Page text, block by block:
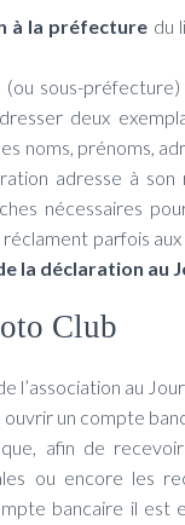
à la préfecture du
sous-préfecture)
deux
noms, prénoms,
adresse à son
nécessaires
parfois
la déclaration au
Club
l’association au
ouvrir un compte
afin de
ou encore les
bancaire il est